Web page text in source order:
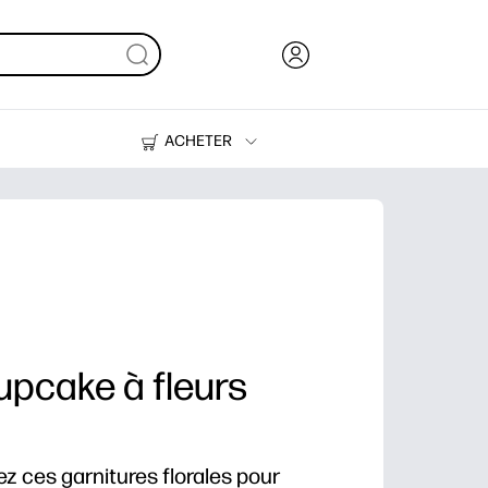
ACHETER
Imprimantes
à fleurs
ces garnitures florales pour